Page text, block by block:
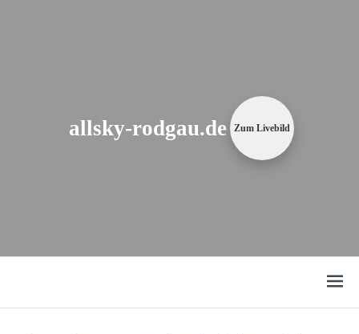
allsky-rodgau.de Zum Livebild
Open
menu